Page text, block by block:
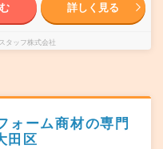
詳しく見る
タッフ株式会社
ォーム商材の専門
田区